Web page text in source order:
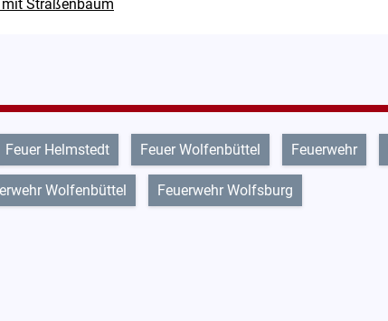
Straßenbaum
Feuer Helmstedt Feuer Wolfenbüttel Feuerwehr
Wolfenbüttel Feuerwehr Wolfsburg